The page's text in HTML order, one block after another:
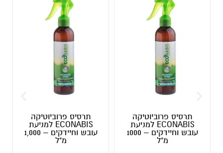
פרוביוטיקה
ECONABIS למניעת
עובש וחיידקים – 1000
תרסיס פרוביוטיקה
ECONABIS למניעת
עובש וחיידקים – 1,000
נלחמות